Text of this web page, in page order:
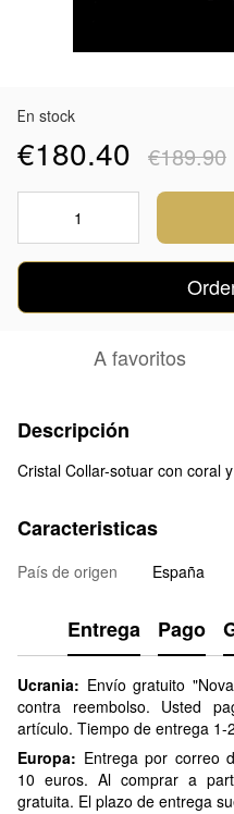
Еn stock
€180.40 €189.90
A favoritos
Descripción
Cristal Collar-sotuar con coral
Caracteristicas
País de origen España
Entrega Pago
Ucrania: Envío gratuito
contra reembolso. Usted
artículo. Tiempo de entrega 1-
Europa: Entrega por correo
10 euros. Al comprar a
gratuita. El plazo de entrega